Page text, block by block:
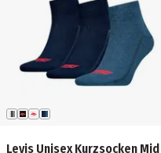
Levis Unisex Kurzsocken Mid